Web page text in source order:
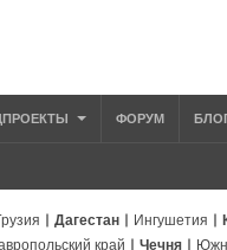
ФОРУМ
Дагестан Ингушетия
край Чечня